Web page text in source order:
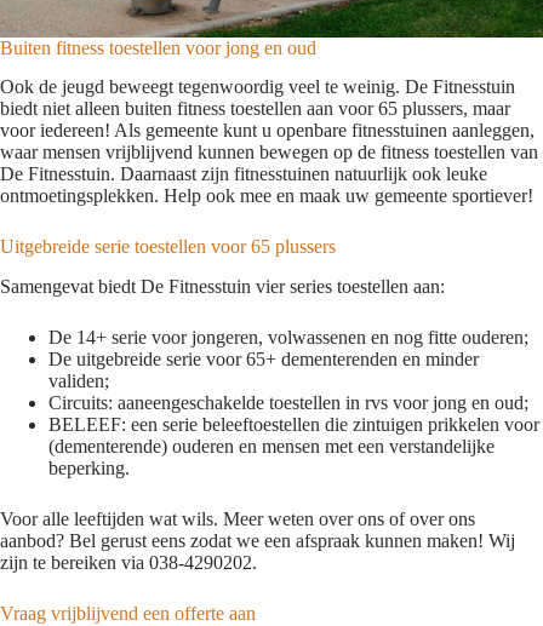
Buiten fitness toestellen voor jong en oud
Ook de jeugd beweegt tegenwoordig veel te weinig. De Fitnesstuin
biedt niet alleen buiten fitness toestellen aan voor 65 plussers, maar
voor iedereen! Als gemeente kunt u openbare fitnesstuinen aanleggen,
waar mensen vrijblijvend kunnen bewegen op de fitness toestellen van
De Fitnesstuin. Daarnaast zijn fitnesstuinen natuurlijk ook leuke
ontmoetingsplekken. Help ook mee en maak uw gemeente sportiever!
Uitgebreide serie toestellen voor 65 plussers
Samengevat biedt De Fitnesstuin vier series toestellen aan:
De 14+ serie voor jongeren, volwassenen en nog fitte ouderen;
De uitgebreide serie voor 65+ dementerenden en minder
validen;
Circuits: aaneengeschakelde toestellen in rvs voor jong en oud;
BELEEF: een serie beleeftoestellen die zintuigen prikkelen voor
(dementerende) ouderen en mensen met een verstandelijke
beperking.
Voor alle leeftijden wat wils. Meer weten over ons of over ons
aanbod? Bel gerust eens zodat we een afspraak kunnen maken! Wij
zijn te bereiken via 038-4290202.
Vraag vrijblijvend een offerte aan